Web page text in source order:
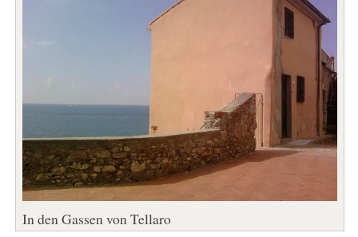
In den Gassen von Tellaro